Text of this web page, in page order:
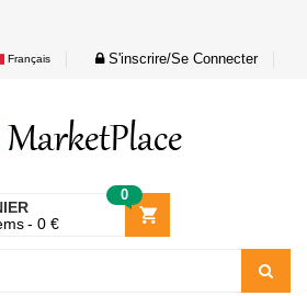
Français S'inscrire/Se Connecter
0
0 €